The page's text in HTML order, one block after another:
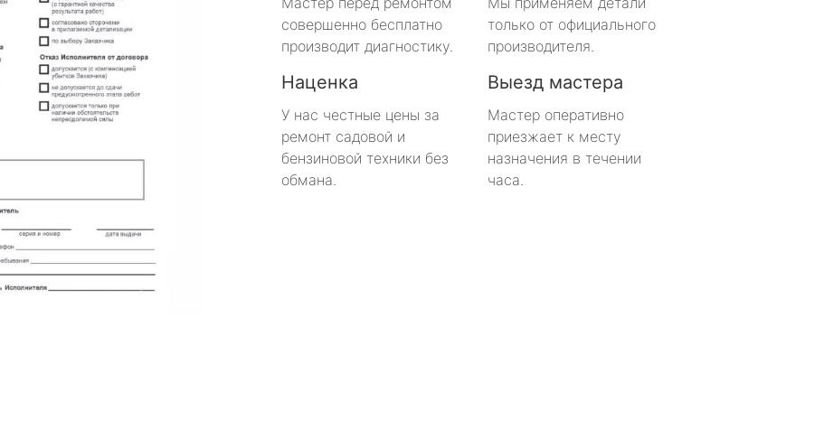
совершенно бесплатно
производит диагностику.
только от официального
производителя.
Наценка
У нас честные цены за
ремонт садовой и
бензиновой техники без
обмана.
Выезд мастера
Мастер оперативно
приезжает к месту
назначения в течении
часа.